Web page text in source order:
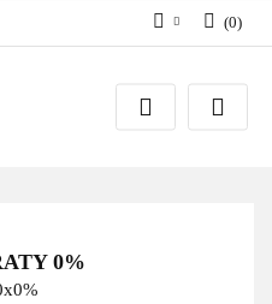
Zaloguj się
Zarejestruj się
(0)
0%